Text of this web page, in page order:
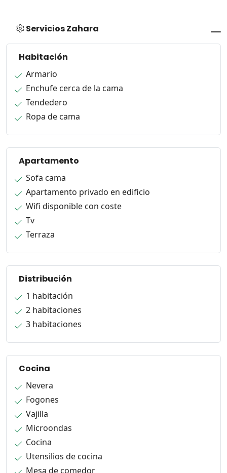
Servicios Zahara
Habitación
Armario
Enchufe cerca de la cama
Tendedero
Ropa de cama
Apartamento
Sofa cama
Apartamento privado en edificio
Wifi disponible con coste
Tv
Terraza
Distribución
1 habitación
2 habitaciones
3 habitaciones
Cocina
Nevera
Fogones
Vajilla
Microondas
Cocina
Utensilios de cocina
Mesa de comedor